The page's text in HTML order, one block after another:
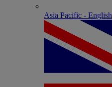
Asia Pacific - English